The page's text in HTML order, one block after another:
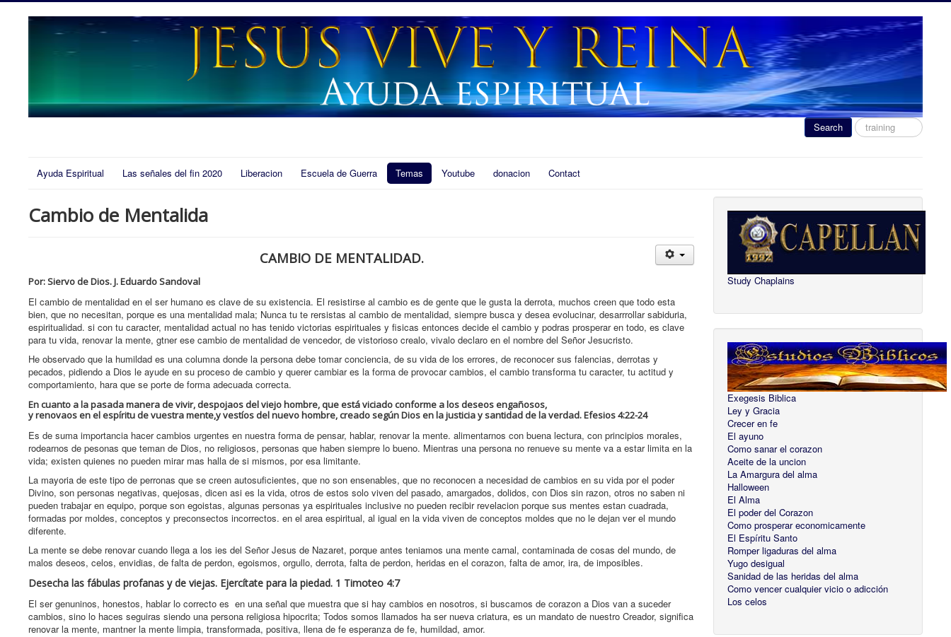
Search
Search
...
Ayuda Espiritual Las señales del fin 2020 Liberacion Escuela de Guerra Temas Youtube donacion Contact
Cambio de Mentalida
CAMBIO DE MENTALIDAD.
Por: Siervo de Dios. J. Eduardo Sandoval
El cambio de mentalidad en el ser humano es clave de su existencia. El resistirse al cambio es de gente que le gusta la derrota, muchos creen que todo esta
bien, que no necesitan, porque es una mentalidad mala; Nunca tu te rersistas al cambio de mentalidad, siempre busca y desea evolucinar, desarrrollar sabiduria,
espiritualidad. si con tu caracter, mentalidad actual no has tenido victorias espirituales y fisicas entonces decide el cambio y podras prosperar en todo, es clave
para tu vida, renovar la mente, gtner ese cambio de mentalidad de vencedor, de vistorioso crealo, vivalo declaro en el nombre del Señor Jesucristo.
He observado que la humildad es una columna donde la persona debe tomar conciencia, de su vida de los errores, de reconocer sus falencias, derrotas y
pecados, pidiendo a Dios le ayude en su proceso de cambio y querer cambiar es la forma de provocar cambios, el cambio transforma tu caracter, tu actitud y
comportamiento, hara que se porte de forma adecuada correcta.
En cuanto a la pasada manera de vivir, despojaos del viejo hombre, que está viciado conforme a los deseos engañosos,
y renovaos en el espíritu de vuestra mente,y vestíos del nuevo hombre, creado según Dios en la justicia y santidad de la verdad. Efesios 4:22-24
Es de suma importancia hacer cambios urgentes en nuestra forma de pensar, hablar, renovar la mente. alimentarnos con buena lectura, con principios morales,
rodearnos de pesonas que teman de Dios, no religiosos, personas que haben siempre lo bueno. Mientras una persona no renueve su mente va a estar limita en la
vida; existen quienes no pueden mirar mas halla de si mismos, por esa limitante.
La mayoria de este tipo de perronas que se creen autosuficientes, que no son ensenables, que no reconocen a necesidad de cambios en su vida por el poder
Divino, son personas negativas, quejosas, dicen asi es la vida, otros de estos solo viven del pasado, amargados, dolidos, con Dios sin razon, otros no saben ni
pueden trabajar en equipo, porque son egoistas, algunas personas ya espirituales inclusive no pueden recibir revelacion porque sus mentes estan cuadrada,
formadas por moldes, conceptos y preconsectos incorrectos. en el area espiritual, al igual en la vida viven de conceptos moldes que no le dejan ver el mundo
diferente.
La mente se debe renovar cuando llega a los ies del Señor Jesus de Nazaret, porque antes teniamos una mente carnal, contaminada de cosas del mundo, de
malos deseos, celos, envidias, de falta de perdon, egoismos, orgullo, derrota, falta de perdon, heridas en el corazon, falta de amor, ira, de imposibles.
Desecha las fábulas profanas y de viejas. Ejercítate para la piedad. 1 Timoteo 4:7
El ser genuninos, honestos, hablar lo correcto es en una señal que muestra que si hay cambios en nosotros, si buscamos de corazon a Dios van a suceder
cambios, sino lo haces seguiras siendo una persona religiosa hipocrita; Todos somos llamados ha ser nueva criatura, es un mandato de nuestro Creador, significa
renovar la mente, mantner la mente limpia, transformada, positiva, llena de fe esperanza de fe, humildad, amor.
Study Chaplains
Exegesis Biblica
Ley y Gracia
Crecer en fe
El ayuno
Como sanar el corazon
Aceite de la uncion
La Amargura del alma
Halloween
El Alma
El poder del Corazon
Como prosperar economicamente
El Espíritu Santo
Romper ligaduras del alma
Yugo desigual
Sanidad de las heridas del alma
Como vencer cualquier vicio o adicción
Los celos